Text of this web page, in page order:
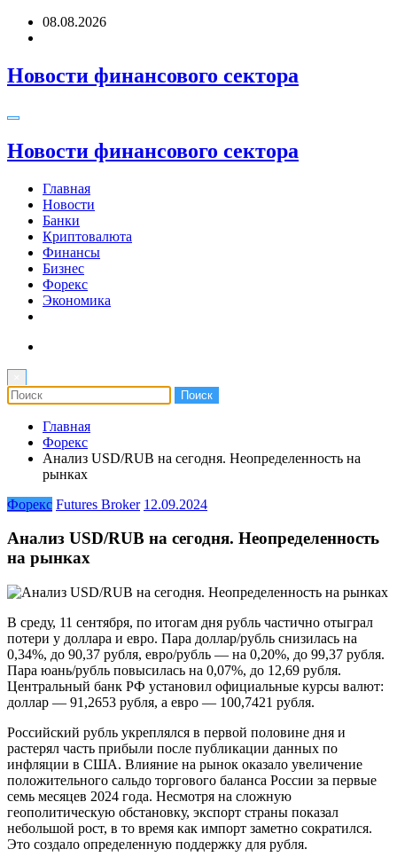
Перейти08.08.2026
Новости финансового сектора
Новости финансового сектора
Главная
Новости
Банки
Криптовалюта
Финансы
Бизнес
Форекс
Экономика
Главная
Форекс
Анализ USD/RUB на сегодня. Неопределенность на
рынках
Форекс Futures Broker 12.09.2024
Анализ USD/RUB на сегодня. Неопределенность
на рынках
В среду, 11 сентября, по итогам дня рубль частично отыграл
потери у доллара и евро. Пара доллар/рубль снизилась на
0,34%, до 90,37 рубля, евро/рубль — на 0,20%, до 99,37 рубля.
Пара юань/рубль повысилась на 0,07%, до 12,69 рубля.
Центральный банк РФ установил официальные курсы валют:
доллар — 91,2653 рубля, а евро — 100,7421 рубля.
Российский рубль укреплялся в первой половине дня и
растерял часть прибыли после публикации данных по
инфляции в США. Влияние на рынок оказало увеличение
положительного сальдо торгового баланса России за первые
семь месяцев 2024 года. Несмотря на сложную
геополитическую обстановку, экспорт страны показал
небольшой рост, в то время как импорт заметно сократился.
Это создало определенную поддержку для рубля.